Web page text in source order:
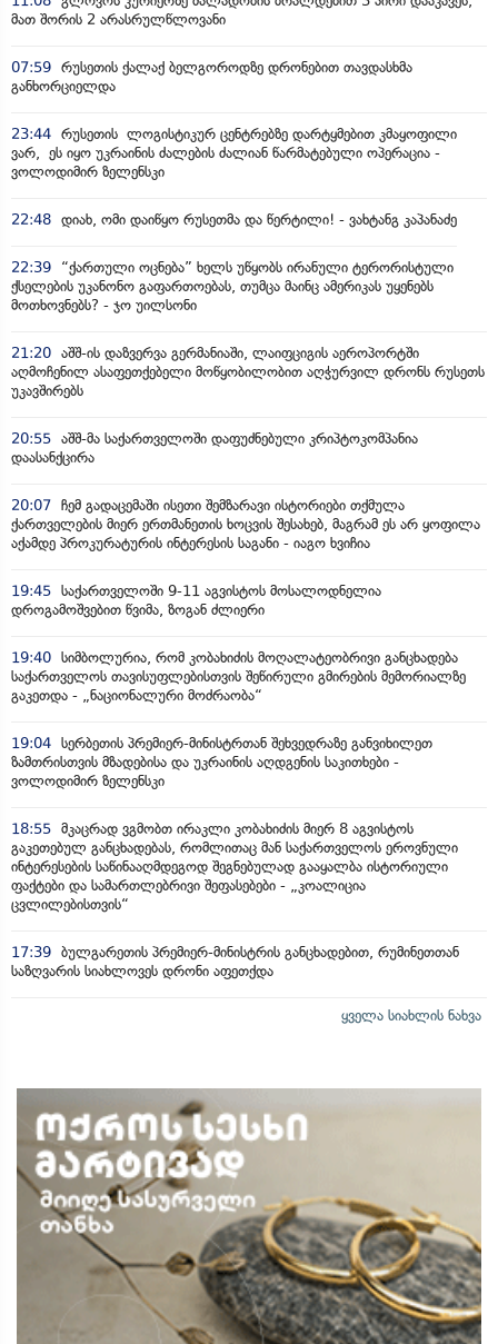
მათ შორის 2 არასრულწლოვანი
07:59 რუსეთის ქალაქ ბელგოროდზე დრონებით თავდასხმა
განხორციელდა
23:44 რუსეთის ლოგისტიკურ ცენტრებზე დარტყმებით კმაყოფილი
ვარ, ეს იყო უკრაინის ძალების ძალიან წარმატებული ოპერაცია -
ვოლოდიმირ ზელენსკი
22:48 დიახ, ომი დაიწყო რუსეთმა და წერტილი! - ვახტანგ კაპანაძე
22:39
“ქართული ოცნება” ხელს უწყობს ირანული ტერორისტული
ქსელების უკანონო გაფართოებას, თუმცა მაინც ამერიკას უყენებს
მოთხოვნებს? - ჯო უილსონი
21:20 აშშ-ის დაზვერვა გერმანიაში, ლაიფციგის აეროპორტში
აღმოჩენილ ასაფეთქებელი მოწყობილობით აღჭურვილ დრონს რუსეთს
უკავშირებს
20:55 აშშ-მა საქართველოში დაფუძნებული კრიპტოკომპანია
დაასანქცირა
20:07 ჩემ გადაცემაში ისეთი შემზარავი ისტორიები თქმულა
ქართველების მიერ ერთმანეთის ხოცვის შესახებ, მაგრამ ეს არ ყოფილა
აქამდე პროკურატურის ინტერესის საგანი - იაგო ხვიჩია
19:45 საქართველოში 9-11 აგვისტოს მოსალოდნელია
დროგამოშვებით წვიმა, ზოგან ძლიერი
19:40 სიმბოლურია, რომ კობახიძის მოღალატეობრივი განცხადება
საქართველოს თავისუფლებისთვის შეწირული გმირების მემორიალზე
გაკეთდა - „ნაციონალური მოძრაობა“
19:04 სერბეთის პრემიერ-მინისტრთან შეხვედრაზე განვიხილეთ
ზამთრისთვის მზადებისა და უკრაინის აღდგენის საკითხები -
ვოლოდიმირ ზელენსკი
18:55 მკაცრად ვგმობთ ირაკლი კობახიძის მიერ 8 აგვისტოს
გაკეთებულ განცხადებას, რომლითაც მან საქართველოს ეროვნული
ინტერესების საწინააღმდეგოდ შეგნებულად გააყალბა ისტორიული
ფაქტები და სამართლებრივი შეფასებები - „კოალიცია
ცვლილებისთვის“
17:39 ბულგარეთის პრემიერ-მინისტრის განცხადებით, რუმინეთთან
საზღვარის სიახლოვეს დრონი აფეთქდა
ყველა სიახლის ნახვა